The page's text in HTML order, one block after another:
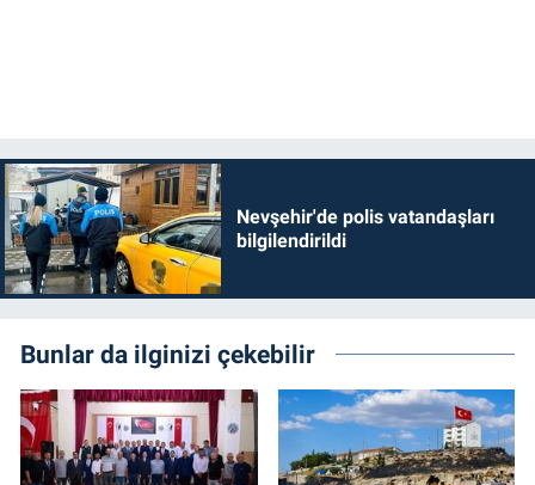
Nevşehir'de polis vatandaşları
bilgilendirildi
Bunlar da ilginizi çekebilir